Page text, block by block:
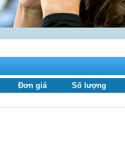
Đơn giá Số lượng